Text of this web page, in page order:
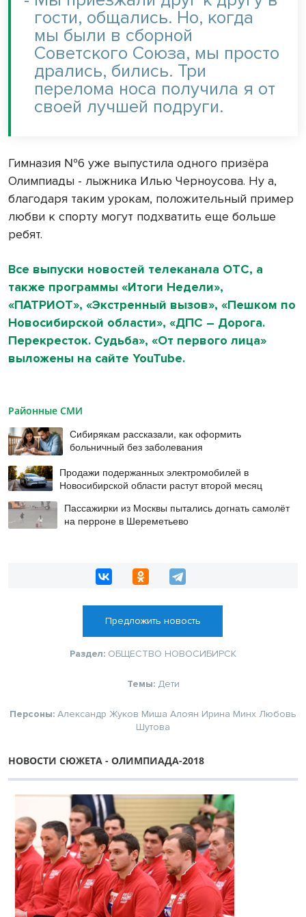
гости, общались. Но, когда
мы были в сборной
Советского Союза, мы просто
дрались, бились. Три
перелома носа получила я от
своей лучшей подруги.
Гимназия №6 уже выпустила одного призёра
Олимпиады - лыжника Илью Черноусова. Ну а,
благодаря таким урокам, положительный пример
любви к спорту могут подхватить еще больше
ребят.
Все выпуски новостей телеканала ОТС, а
также программы «Итоги Недели»,
«ПАТРИОТ», «Экстренный вызов», «Пешком по
Новосибирской области», «ДПС – Дорога.
Перекресток. Судьба», «От первого лица»
выложены на сайте YouTube.
Районные СМИ
Сибирякам рассказали, как оформить
больничный без заболевания
Продажи подержанных электромобилей в
Новосибирской области растут второй месяц
Пассажирки из Москвы пытались догнать самолёт
на перроне в Шереметьево
Предложить новость
Раздел: ОБЩЕСТВО НОВОСИБИРСК
Темы: Дети
Персоны: Александр Жуков Миша Алоян Ирина Минх Любовь
Шутова
НОВОСТИ СЮЖЕТА - ОЛИМПИАДА-2018